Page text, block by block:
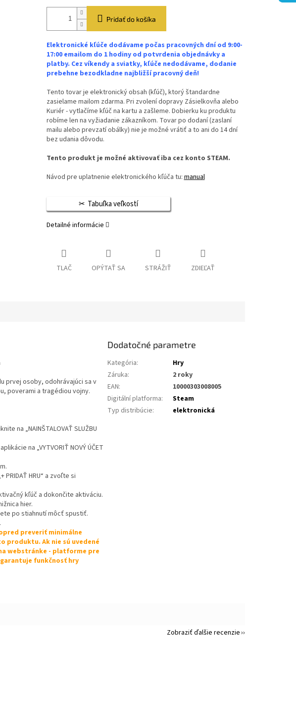
Pridať do košíka
Elektronické kľúče dodávame počas pracovných dní od 9:00-
17:00 emailom do 1 hodiny od potvrdenia objednávky a
platby. Cez víkendy a sviatky, kľúče nedodávame, dodanie
prebehne bezodkladne najbližší pracovný deň!
Tento tovar je elektronický obsah (kľúč), ktorý štandardne
zasielame mailom zdarma. Pri zvolení dopravy Zásielkovňa alebo
Kuriér - vytlačíme kľúč na kartu a zašleme. Dobierku ku produktu
robíme len na vyžiadanie zákazníkom. Tovar po dodaní (zaslaní
mailu alebo prevzatí obálky) nie je možné vrátiť a to ani do 14 dní
bez udania dôvodu.
Tento produkt je možné aktivovať iba cez konto STEAM.
Návod pre uplatnenie elektronického kľúča tu:manual
Tabuľka veľkostí
Detailné informácie
TLAČ OPÝTAŤ SA STRÁŽIŤ ZDIEĽAŤ
prvej osoby, odohrávajúci sa v
poverami a tragédiou vojny.
na „NAINŠTALOVAŤ SLUŽBU
na „VYTVORIŤ NOVÝ ÚČET
HRU“ a zvoľte si
kľúč a dokončite aktiváciu.
hier.
po stiahnutí môcť spustiť.
preveriť minimálne
produktu. Ak nie sú uvedené
webstránke - platforme pre
funkčnosť hry
Dodatočné parametre
Kategória:
Hry
Záruka:
2 roky
EAN:
10000303008005
Digitální platforma:
Steam
Typ distribúcie: elektronická
Zobraziť ďalšie recenzie